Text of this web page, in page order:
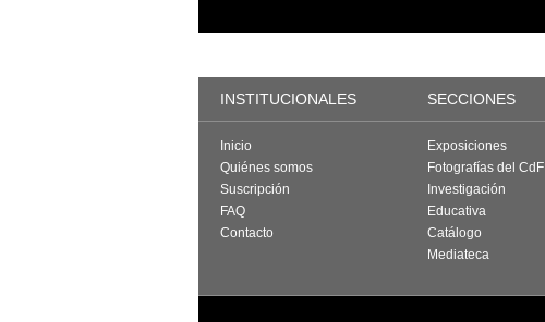
INSTITUCIONALES SECCIONES
Inicio
Quiénes somos
Suscripción
FAQ
Contacto
Exposiciones
Fotografías del CdF
Investigación
Educativa
Catálogo
Mediateca